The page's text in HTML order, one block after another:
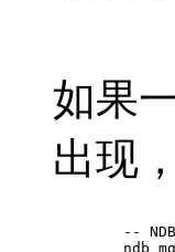
如果
出现